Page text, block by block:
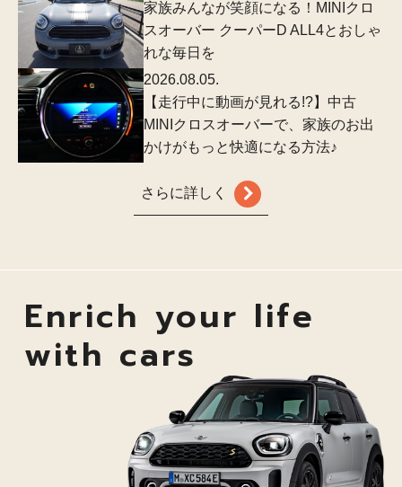
家族みんなが笑顔になる！MINIクロ
スオーバー クーパーD ALL4とおしゃ
れな毎日を
2026.08.05.
【走行中に動画が見れる!?】中古
MINIクロスオーバーで、家族のお出
かけがもっと快適になる方法♪
さらに詳しく
Enrich your life
with cars